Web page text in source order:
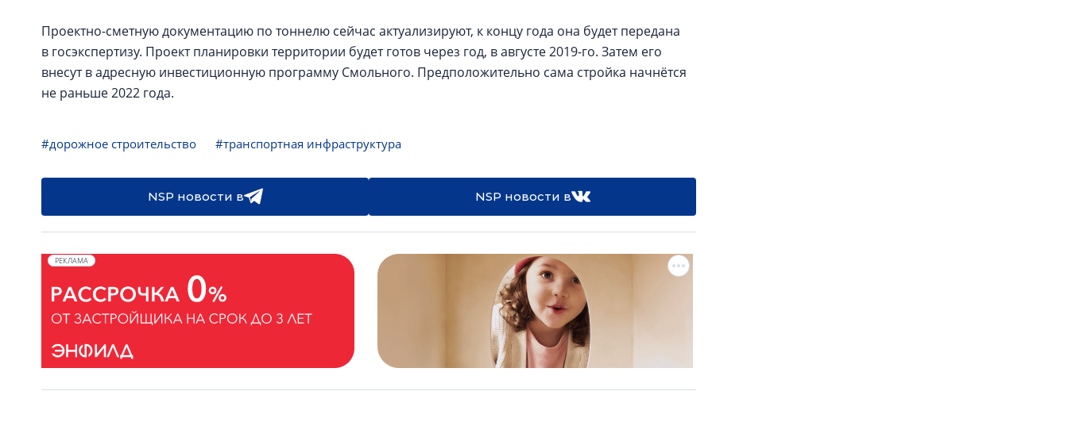
Проектно-сметную документацию по тоннелю сейчас актуализируют, к концу года она будет передана
в госэкспертизу. Проект планировки территории будет готов через год, в августе 2019-го. Затем его
внесут в адресную инвестиционную программу Смольного. Предположительно сама стройка начнётся
не раньше 2022 года.
#дорожное строительство #транспортная инфраструктура
NSP новости в NSP новости в
РЕКЛАМА